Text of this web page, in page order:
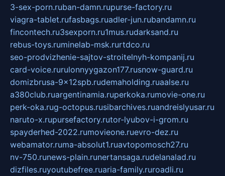
3-sex-porn.ruban-damn.rupurse-factory.ru
viagra-tablet.rufasbags.ruadler-jun.rubandamn.ru
fincontech.ru3sexporn.ru1mus.rudarksand.ru
rebus-toys.ruminelab-msk.rurtdco.ru
seo-prodvizhenie-sajtov-stroitelnyh-kompanij.ru
card-voice.rurulonnyygazon177.rusnow-guard.ru
domizbrusa-9x12spb.rudemaholding.ruaalse.ru
a380club.ruargentinamia.ruperkoka.rumovie-one.ru
perk-oka.rug-octopus.rusibarchives.ruandreislyusar.ru
naruto-x.rupursefactory.rutor-lyubov-i-grom.ru
spayderhed-2022.rumovieone.ruevro-dez.ru
webamator.ruma-absolut1.ruavtopomosch27.ru
nv-750.runews-plain.runertansaga.rudelanalad.ru
dizfiles.ruyoutubefree.ruaria-family.ruroadli.ru